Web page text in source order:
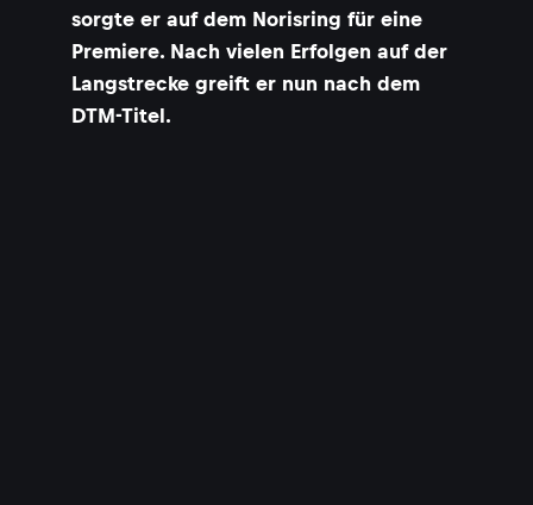
sorgte er auf dem Norisring für eine
Premiere. Nach vielen Erfolgen auf der
Langstrecke greift er nun nach dem
DTM-Titel.